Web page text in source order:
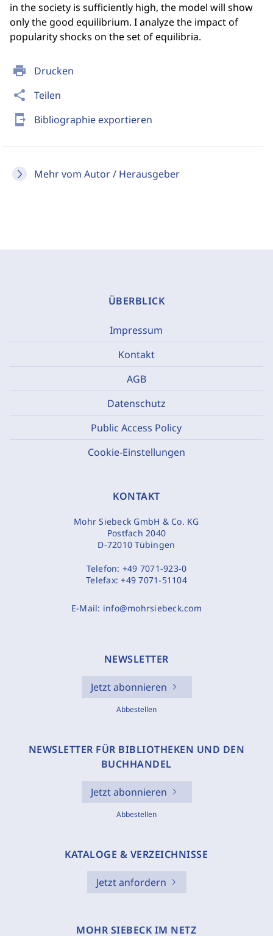
print Drucken
share Teilen
send_to_mobile Bibliographie exportieren
Mehr vom Autor / Herausgeber
in the society is sufficiently high, the model will show
only the good equilibrium. I analyze the impact of
popularity shocks on the set of equilibria.
ÜBERBLICK
Impressum
Kontakt
AGB
Datenschutz
Public Access Policy
Cookie-Einstellungen
KONTAKT
Mohr Siebeck GmbH & Co. KG
Postfach 2040
D-72010 Tübingen
Telefon: +49 7071-923-0
Telefax:+49 7071-51104
E-Mail: info@mohrsiebeck.com
NEWSLETTER
Jetzt abonnieren
Abbestellen
NEWSLETTER FÜR BIBLIOTHEKEN UND DEN
BUCHHANDEL
Jetzt abonnieren
Abbestellen
KATALOGE & VERZEICHNISSE
Jetzt anfordern
MOHR SIEBECK IM NETZ